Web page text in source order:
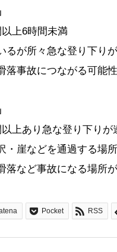
上6時間未満
るが所々急な登り下り
落事故につながる可能
上あり急な登り下りが
・崖などを通過する場
落など事故になる場所
Pocket RSS